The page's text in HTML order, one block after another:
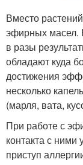
Вместо
эфирных масел.
в разы
обладают куда
достижения
несколько
(марля, вата,
При работе с
контакта с
приступ